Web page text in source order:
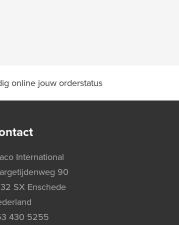
online jouw orderstatus
International
90
SX Enschede
430 5255